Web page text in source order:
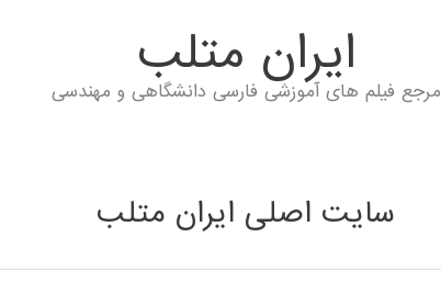
ايران متلب
مرجع فیلم های آموزشی فارسی دانشگاهی و مهندسی
سایت اصلی ایران متلب